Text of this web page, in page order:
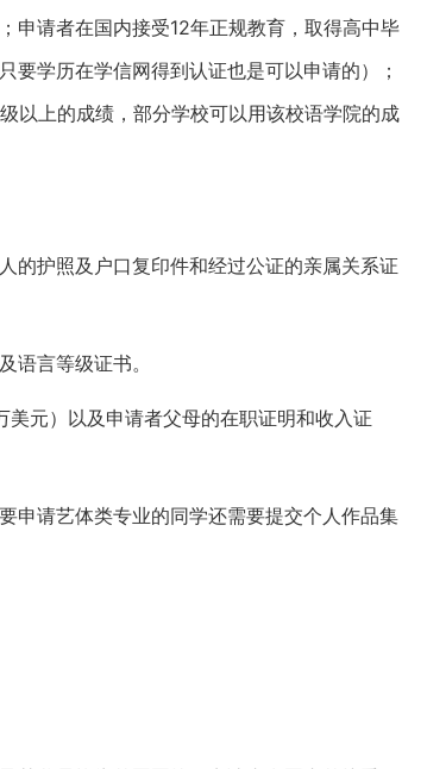
申请者在国内接受12年正规教育，取得高中毕
要学历在学信网得到认证也是可以申请的）；
以上的成绩，部分学校可以用该校语学院的成
的护照及户口复印件和经过公证的亲属关系证
语言等级证书。
元）以及申请者父母的在职证明和收入证
申请艺体类专业的同学还需要提交个人作品集